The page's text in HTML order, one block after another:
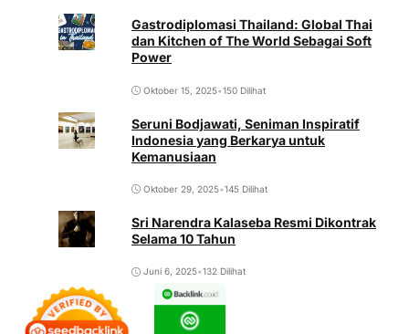
Gastrodiplomasi Thailand: Global Thai
dan Kitchen of The World Sebagai Soft
Power
Oktober 15, 2025•150 Dilihat
Seruni Bodjawati, Seniman Inspiratif
Indonesia yang Berkarya untuk
Kemanusiaan
Oktober 29, 2025•145 Dilihat
Sri Narendra Kalaseba Resmi Dikontrak
Selama 10 Tahun
Juni 6, 2025•132 Dilihat